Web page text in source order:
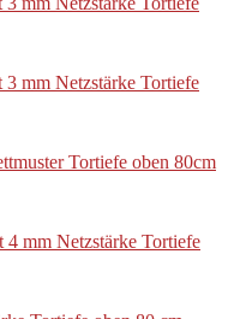
mm Netzstärke Tortiefe
Tortiefe oben 80cm
4 mm Netzstärke Tortiefe